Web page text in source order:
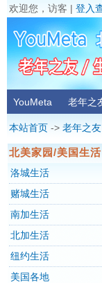
欢迎您，访客 | 登入
YouMeta 老年之
本站首页 -> 老年之友
北美家园/美国生活
洛城生活
赌城生活
南加生活
北加生活
纽约生活
美国各地